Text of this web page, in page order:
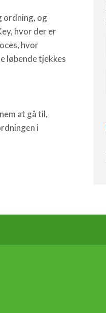
ordning, og
hvor der er
hvor
løbende tjekkes
at gå til,
i